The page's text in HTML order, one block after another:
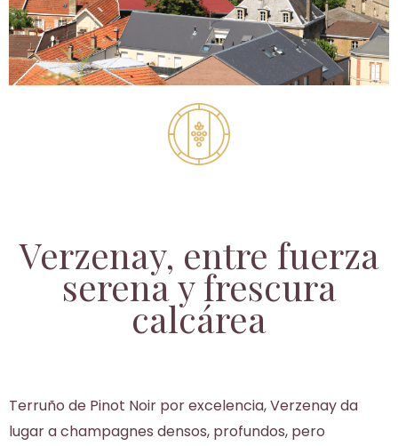
Verzenay, entre fuerza
serena y frescura
calcárea
Terruño de Pinot Noir por excelencia, Verzenay da
lugar a champagnes densos, profundos, pero